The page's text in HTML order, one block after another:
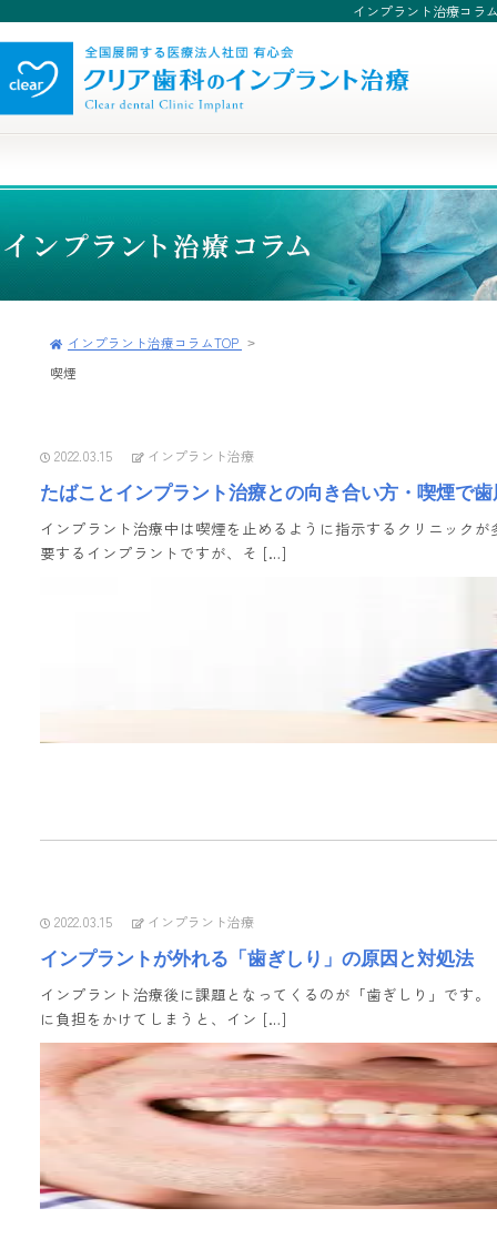
インプラント治療コラ
インプラント治療コラムTOP
喫煙
2022.03.15 インプラント治療
たばことインプラント治療との向き合い方・喫煙で
インプラント治療中は喫煙を止めるように指示するクリニック
要するインプラントですが、そ […]
2022.03.15 インプラント治療
インプラントが外れる「歯ぎしり」の原因と対処法
インプラント治療後に課題となってくるのが「歯ぎしり」です
に負担をかけてしまうと、イン […]